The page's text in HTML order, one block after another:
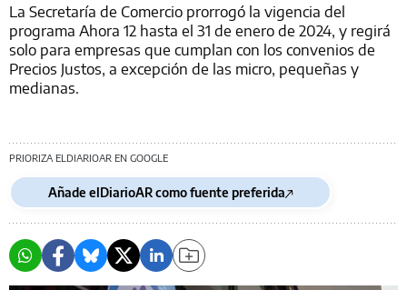
La Secretaría de Comercio prorrogó la vigencia del
programa Ahora 12 hasta el 31 de enero de 2024, y regirá
solo para empresas que cumplan con los convenios de
Precios Justos, a excepción de las micro, pequeñas y
medianas.
PRIORIZA ELDIARIOAR EN GOOGLE
Añade elDiarioAR como fuente preferida